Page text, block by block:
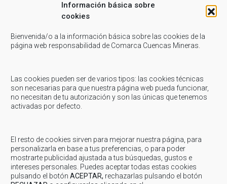
Información básica sobre
cookies
Bienvenida/o a la información básica sobre las cookies de la
página web responsabilidad de Comarca Cuencas Mineras.
Las cookies pueden ser de varios tipos: las cookies técnicas
son necesarias para que nuestra página web pueda funcionar,
no necesitan de tu autorización y son las únicas que tenemos
activadas por defecto.
El resto de cookies sirven para mejorar nuestra página, para
personalizarla en base a tus preferencias, o para poder
mostrarte publicidad ajustada a tus búsquedas, gustos e
intereses personales. Puedes aceptar todas estas cookies
pulsando el botón ACEPTAR, rechazarlas pulsando el botón
Reglamento de Protección de Datos de 2016/679 y la
L.O. 1/1982 de 5 de mayo de Protección Civil del
la Propia Imagen).
disponibilidad de Plazas y Horarios(Servicio
Comarcal de Deportes: 978-756-795, Extensión
5).